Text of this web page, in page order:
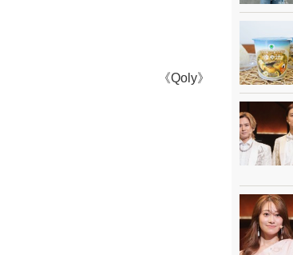
《Qoly》